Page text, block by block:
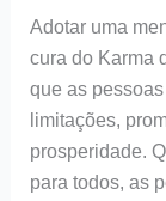
Adotar uma
cura do Karma
que as
limitações,
prosperidade.
para todos, as